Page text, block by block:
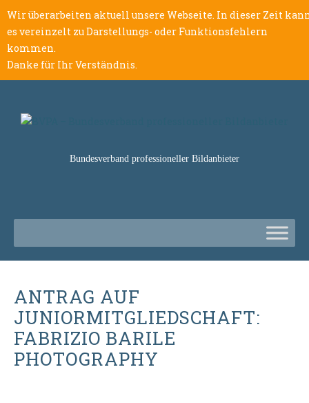
Wir überarbeiten aktuell unsere Webseite. In dieser Zeit
es vereinzelt zu Darstellungs- oder Funktionsfehlern
kommen.
Danke für Ihr Verständnis.
Bundesverband professioneller Bildanbieter
ANTRAG AUF
JUNIORMITGLIEDSCHAFT:
FABRIZIO BARILE
PHOTOGRAPHY